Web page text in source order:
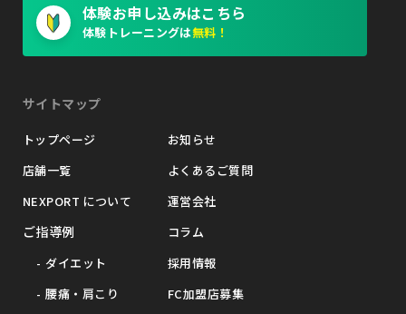
体験お申し込みはこちら
体験トレーニングは無料！
サイトマップ
トップページ
店舗一覧
NEXPORT について
ご指導例
ダイエット
腰痛・肩こり
お知らせ
よくあるご質問
運営会社
コラム
採用情報
FC加盟店募集